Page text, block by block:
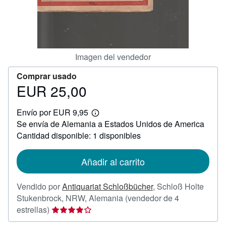
Imagen del vendedor
Comprar usado
Precio
25,00
EUR 25,00
Envío por EUR 9,95
Más
información
sobre
las
envío
Se envía de Alemania a Estados Unidos de America
Cantidad disponible: 1 disponibles
Añadir al carrito
Vendido porAntiquariat Schloßbücher, Schloß Holte
Stukenbrock, NRW, Alemania (vendedor de 4
estrellas) Calificación
del